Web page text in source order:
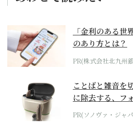
「金利のある世
のあり方とは？
PR(株式会社北九州
ことばと雑音を
に除去する、フ
位モデル
PR(ソノヴァ・ジャ